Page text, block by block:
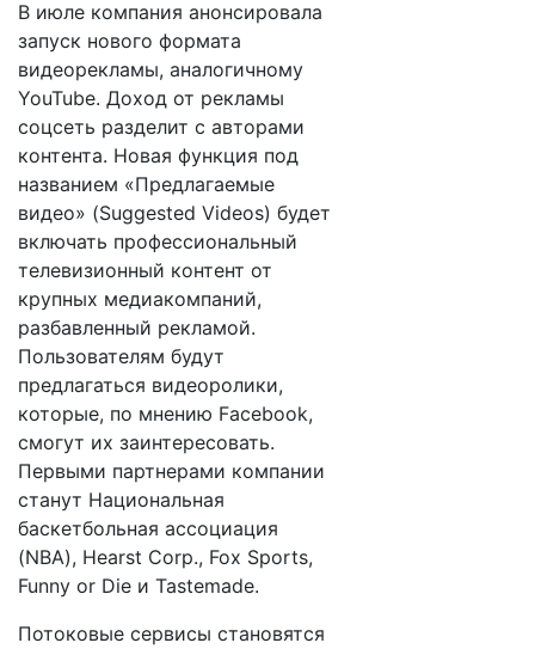
В июле компания анонсировала
запуск нового формата
видеорекламы, аналогичному
YouTube. Доход от рекламы
соцсеть разделит с авторами
контента. Новая функция под
названием «Предлагаемые
видео» (Suggested Videos) будет
включать профессиональный
телевизионный контент от
крупных медиакомпаний,
разбавленный рекламой.
Пользователям будут
предлагаться видеоролики,
которые, по мнению Facebook,
смогут их заинтересовать.
Первыми партнерами компании
станут Национальная
баскетбольная ассоциация
(NBA), Hearst Corp., Fox Sports,
Funny or Die и Tastemade.
Потоковые сервисы становятся